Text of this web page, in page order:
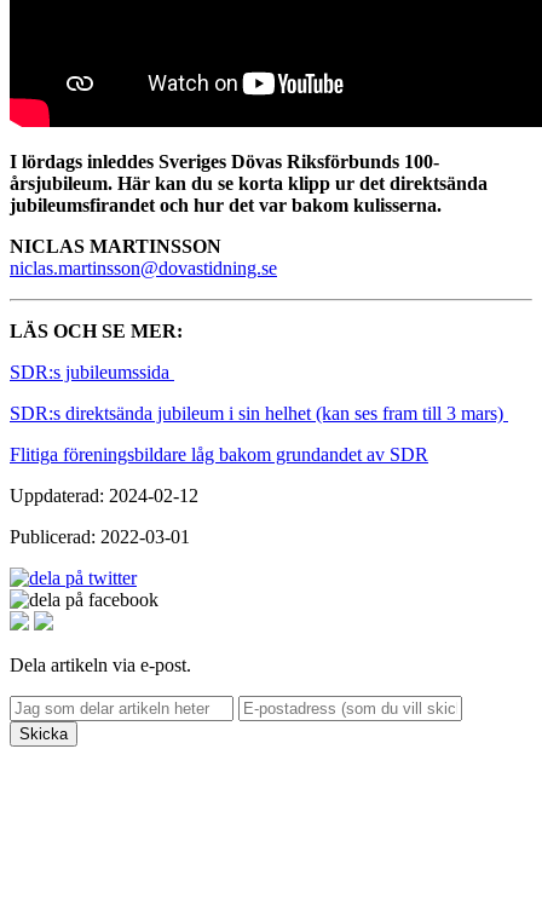
I lördags inleddes Sveriges Dövas Riksförbunds 100-
årsjubileum. Här kan du se korta klipp ur det direktsända
jubileumsfirandet och hur det var bakom kulisserna.
NICLAS MARTINSSON
niclas.martinsson@dovastidning.se
LÄS OCH SE MER:
SDR:s jubileumssida
SDR:s direktsända jubileum i sin helhet (kan ses fram till 3 mars)
Flitiga föreningsbildare låg bakom grundandet av SDR
Uppdaterad: 2024-02-12
Publicerad: 2022-03-01
Dela artikeln via e-post.
Skicka